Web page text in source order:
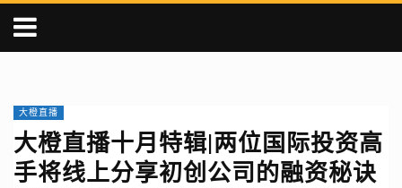
大橙直播
大橙直播十月特辑|两位国际投资高
手将线上分享初创公司的融资秘诀